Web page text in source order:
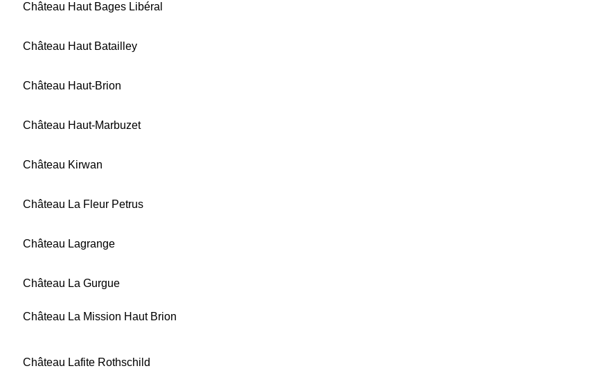
Château Haut Bages Libéral
Château Haut Batailley
Château Haut-Brion
Château Haut-Marbuzet
Château Kirwan
Château La Fleur Petrus
Château Lagrange
Château La Gurgue
Château La Mission Haut Brion
Château Lafite Rothschild